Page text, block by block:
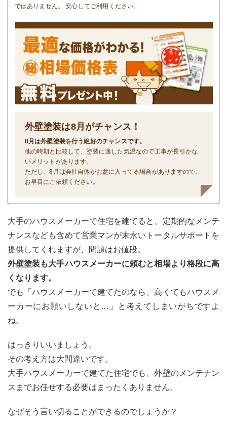
ではありません。 安心してご利用ください。
外壁塗装は8月がチャンス！
8月は外壁塗装を行う絶好のチャンスです。
他の時期と比較して、塗装に適した気温なので工事が長引かな
いメリットがあります。
ただし、8月は会社自体がお盆に入ってる場合がありますので、
お早目にご依頼ください。
大手のハウスメーカーで住宅を建てると、定期的なメンテ
ナンスなども含めて営業マンが末永いトータルサポートを
提供してくれますが、問題はお値段。
外壁塗装も大手ハウスメーカーに頼むと相場より格段に高
くなります。
でも「ハウスメーカーで建てたのなら、高くてもハウスメ
ーカーにお願いしないと…」と考えてしまいがちですよ
ね。
はっきりいいましょう。
その考え方は大間違いです。
大手ハウスメーカーで建てた住宅でも、外壁のメンテナン
スまでお任せする必要はまったくありません。
なぜそう言い切ることができるのでしょうか？